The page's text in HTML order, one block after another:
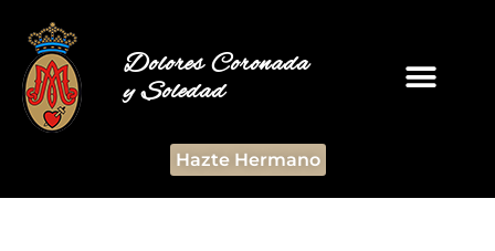
Dolores Coronada
y Soledad
Hazte Hermano